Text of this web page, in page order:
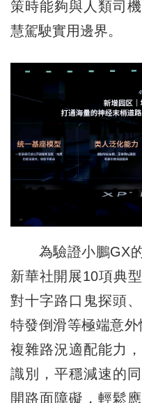
策時能夠與人類司
慧駕駛實用邊界。
為驗證小鵬GX的
新華社開展10項典
對十字路口鬼探頭
特發倒滑等極端意
複雜路況適配能力
識別，平穩減速的
開路面障礙，輕鬆